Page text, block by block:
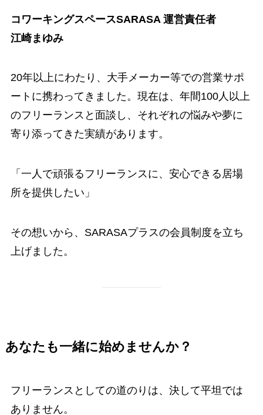
コワーキングスペースSARASA 運営責任者
江崎まゆみ
20年以上にわたり、大手メーカー等での営業サポ
ートに携わってきました。現在は、年間100人以上
のフリーランスと面談し、それぞれの悩みや夢に
寄り添ってきた実績があります。
「一人で頑張るフリーランスに、安心できる居場
所を提供したい」
その想いから、SARASAプラスの会員制度を立ち
上げました。
あなたも一緒に始めませんか？
フリーランスとしての道のりは、決して平坦では
ありません。